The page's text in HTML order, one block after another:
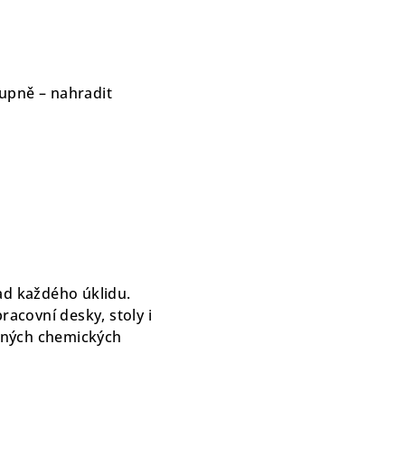
– nahradit
každého úklidu.
desky, stoly i
chemických